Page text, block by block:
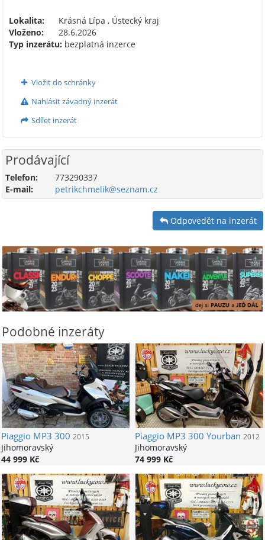
Lokalita:
Krásná Lípa , Ústecký kraj
Vloženo:
28.6.2026
Typ inzerátu: bezplatná inzerce
Vložit do schránky
Nahlásit závadný inzerát
Sdílet inzerát
Prodávající
Telefon:
773290337
E-mail:
petrikchmelik@seznam.cz
Odpovedět na inzerát
Podobné inzeráty
PiaggioMP3 300 2015
Jihomoravský
44 999 Kč
PiaggioMP3 300 Yourban 2012
Jihomoravský
74 999 Kč